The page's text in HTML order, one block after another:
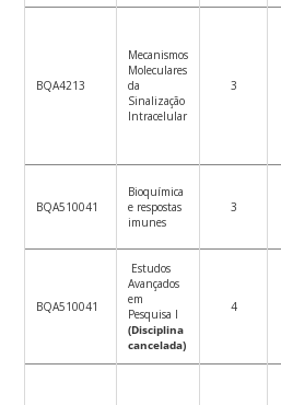
BQA4213
Mecanismos
Moleculares
da
Sinalização
Intracelular
3
BQA510041
Bioquímica
e respostas
imunes
3
BQA510041
Estudos
Avançados
em
Pesquisa I
(Disciplina
cancelada)
4